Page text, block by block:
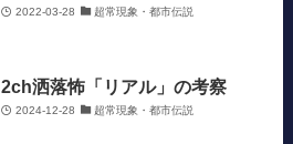
2022-03-28 超常現象・都市伝説
2ch洒落怖「リアル」の考察
2024-12-28 超常現象・都市伝説